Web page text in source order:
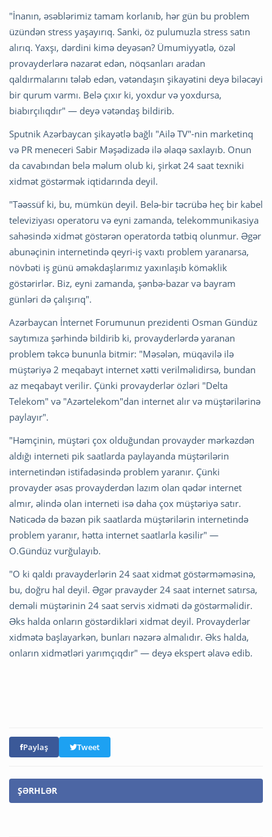
"İnanın, əsəblərimiz tamam korlanıb, hər gün bu problem
üzündən stress yaşayırıq. Sanki, öz pulumuzla stress satın
alırıq. Yaxşı, dərdini kimə deyəsən? Ümumiyyətlə, özəl
provayderlərə nəzarət edən, nöqsanları aradan
qaldırmalarını tələb edən, vətəndaşın şikayətini deyə biləcəyi
bir qurum varmı. Belə çıxır ki, yoxdur və yoxdursa,
biabırçılıqdır" — deyə vətəndaş bildirib.
Sputnik Azərbaycan şikayətlə bağlı "Ailə TV"-nin marketinq
və PR meneceri Sabir Məşədizadə ilə əlaqə saxlayıb. Onun
da cavabından belə məlum olub ki, şirkət 24 saat texniki
xidmət göstərmək iqtidarında deyil.
"Təəssüf ki, bu, mümkün deyil. Belə-bir təcrübə heç bir kabel
televiziyası operatoru və eyni zamanda, telekommunikasiya
sahəsində xidmət göstərən operatorda tətbiq olunmur. Əgər
abunəçinin internetində qeyri-iş vaxtı problem yaranarsa,
növbəti iş günü əməkdaşlarımız yaxınlaşıb köməklik
göstərirlər. Biz, eyni zamanda, şənbə-bazar və bayram
günləri də çalışırıq".
Azərbaycan İnternet Forumunun prezidenti Osman Gündüz
saytımıza şərhində bildirib ki, provayderlərdə yaranan
problem təkcə bununla bitmir: "Məsələn, müqavilə ilə
müştəriyə 2 meqabayt internet xətti verilməlidirsə, bundan
az meqabayt verilir. Çünki provayderlər özləri "Delta
Telekom" və "Azərtelekom"dan internet alır və müştərilərinə
paylayır".
"Həmçinin, müştəri çox olduğundan provayder mərkəzdən
aldığı interneti pik saatlarda paylayanda müştərilərin
internetindən istifadəsində problem yaranır. Çünki
provayder əsas provayderdən lazım olan qədər internet
almır, əlində olan interneti isə daha çox müştəriyə satır.
Nəticədə də bəzən pik saatlarda müştərilərin internetində
problem yaranır, hətta internet saatlarla kəsilir" —
O.Gündüz vurğulayıb.
"O ki qaldı pravayderlərin 24 saat xidmət göstərməməsinə,
bu, doğru hal deyil. Əgər pravayder 24 saat internet satırsa,
deməli müştərinin 24 saat servis xidməti də göstərməlidir.
Əks halda onların göstərdikləri xidmət deyil. Provayderlər
xidmətə başlayarkən, bunları nəzərə almalıdır. Əks halda,
onların xidmətləri yarımçıqdır" — deyə ekspert əlavə edib.
Paylaş Tweet
ŞƏRHLƏR